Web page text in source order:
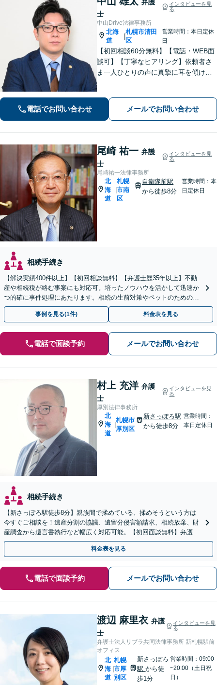
弁護
士
インタビューを見
る
中山Drive法律事務所
北海
道
|
札幌市清田
区
営業時間：本日定休
日
【初回相談60分無料】【電話・WEB面
談可】【丁寧なヒアリング】依頼者さ
ま一人ひとりの声に真摯に耳を傾け、
度弁護士にご相談ください。最善の解
決策を共に考えていきましょう。
電話でお問い合わせ メールでお問い合わせ
尾崎 祐一 弁護
士
インタビューを見
る
尾崎祐一法律事務所
北
海
道
札幌
市南
区
自衛隊前駅
から徒歩8分
営業時間：本
日定休日
相続手続き
【解決実績400件以上】【初回相談無料】【弁護士歴35年以上】不動
産や相続税が絡む事案にも対応可。培ったノウハウを活かして迅速か
つ的確に事件処理にあたります。相続の生前対策やペットのための年
金システムもお任せ【完全個室】【自衛隊前駅8分】
事例を見る(1件) 料金表を見る
電話で面談予約 メールでお問い合わせ
村上 充洋 弁護
士
インタビューを見
る
厚別法律事務所
北
海
道
札幌市
厚別区
新さっぽろ駅
から徒歩8分
営業時間：
本日定休日
相続手続き
【新さっぽろ駅徒歩8分】親族間で揉めている、揉めそうという方は
今すぐご相談を！遺産分割の協議、遺留分侵害額請求、相続放棄、財
産調査から遺言書執行など幅広く対応可能。【初回面談無料】弁護士
が窓口になりストレス軽減！
料金表を見る
電話で面談予約 メールでお問い合わせ
渡辺 麻里衣 弁護
士
インタビューを見
る
弁護士法人リブラ共同法律事務所 新札幌駅前
オフィス
北
海
道
|
札幌
市厚
別区
新さっぽろ
駅から徒
歩1分
営業時間：09:00
~20:00（土日祝
日）